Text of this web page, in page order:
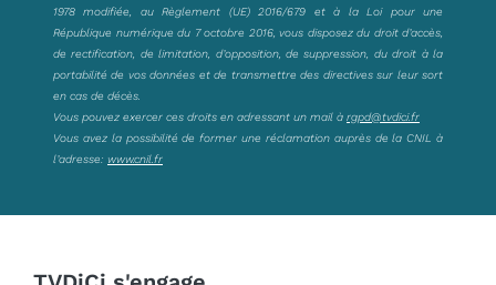
1978 modifiée, au Règlement (UE) 2016/679 et à la Loi pour une
République numérique du 7 octobre 2016, vous disposez du droit d’accès,
de rectification, de limitation, d’opposition, de suppression, du droit à la
portabilité de vos données et de transmettre des directives sur leur sort
en cas de décès.
Vous pouvez exercer ces droits en adressant un mail à rgpd@tvdici.fr
Vous avez la possibilité de former une réclamation auprès de la CNIL à
l’adresse: www.cnil.fr